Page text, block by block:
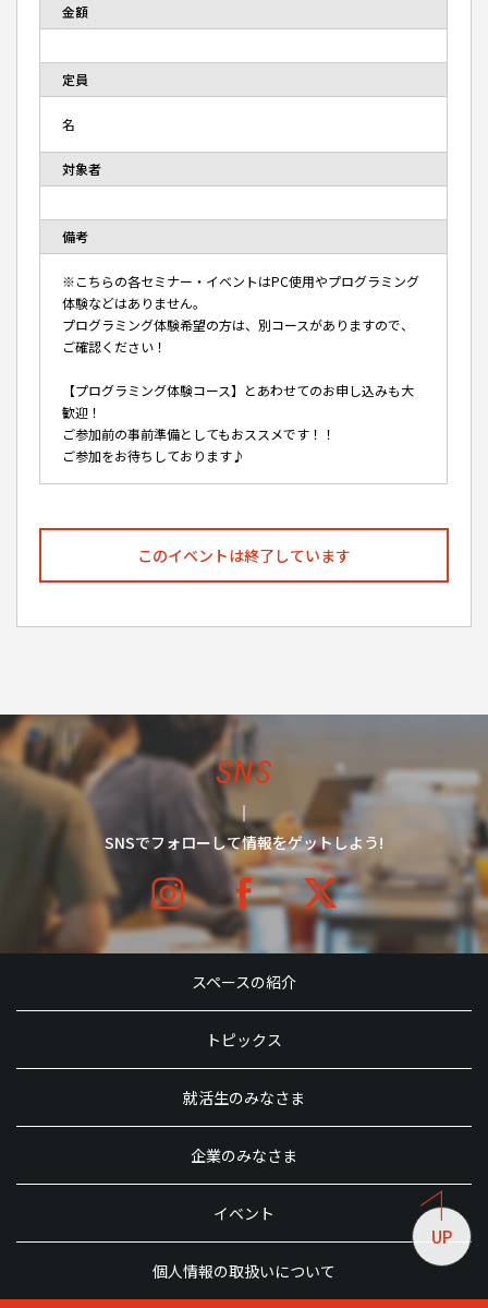
金額
定員
名
対象者
備考
※こちらの各セミナー・イベントはPC使用やプログラミング
体験などはありません。
プログラミング体験希望の方は、別コースがありますので、
ご確認ください！
【プログラミング体験コース】とあわせてのお申し込みも大
歓迎！
ご参加前の事前準備としてもおススメです！！
ご参加をお待ちしております♪
このイベントは終了しています
SNS
SNSでフォローして情報をゲットしよう!
スペースの紹介
トピックス
就活生のみなさま
企業のみなさま
イベント
個人情報の取扱いについて
UP